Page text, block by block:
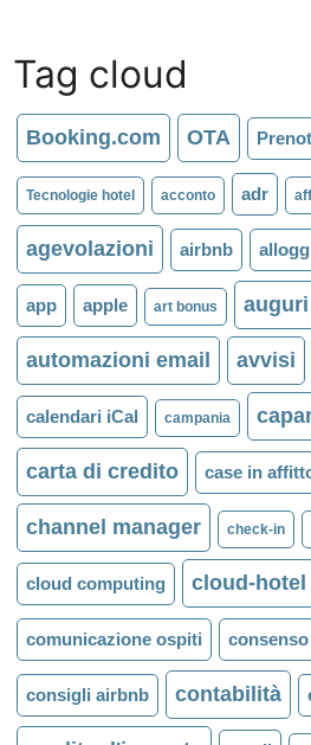
Tag cloud
Booking.com OTA
Tecnologie hotel acconto adr
agevolazioni airbnb
app apple art bonus auguri
automazioni email avvisi
calendari iCal campania
carta di credito case in
channel manager check-in
cloud computing cloud-hotel
comunicazione ospiti consenso
consigli airbnb contabilità